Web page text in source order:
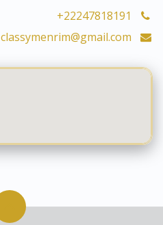
+22247818191
classymenrim@gmail.com